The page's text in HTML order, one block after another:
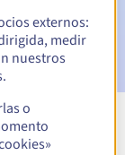
paraexternos:
medir
nuestros
o